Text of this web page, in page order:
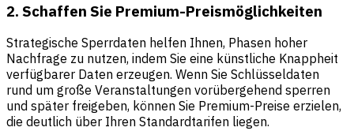
2. Schaffen Sie Premium-Preismöglichkeiten
Strategische Sperrdaten helfen Ihnen, Phasen hoher
Nachfrage zu nutzen, indem Sie eine künstliche Knappheit
verfügbarer Daten erzeugen. Wenn Sie Schlüsseldaten
rund um große Veranstaltungen vorübergehend sperren
und später freigeben, können Sie Premium-Preise erzielen,
die deutlich über Ihren Standardtarifen liegen.